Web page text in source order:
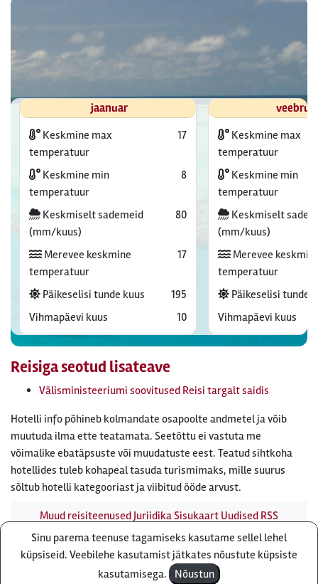
jaanuar
Keskmine max
temperatuur
17
Keskmine min
temperatuur
8
Keskmiselt sademeid
(mm/kuus)
80
Merevee keskmine
temperatuur
17
Päikeselisi tunde kuus
195
Vihmapäevi kuus
10
Keskmine max
temperatuur
Keskmine min
temperatuur
Keskmiselt
(mm/kuus)
Merevee
temperatuur
Päikeselisi tunde
Vihmapäevi kuus
Reisiga seotud lisateave
Välisministeeriumi soovitused Reisi targalt saidis
Hotelli info põhineb kolmandate osapoolte andmetel ja võib
muutuda ilma ette teatamata. Seetõttu ei vastuta me
võimalike ebatäpsuste või muudatuste eest. Teatud sihtkoha
hotellides tuleb kohapeal tasuda turismimaks, mille suurus
sõltub hotelli kategooriast ja viibitud ööde arvust.
Küsi pakkumist
Muud reisiteenusedJuriidikaSisukaart Uudised RSS
uudisvoogFirmastÄrikliendileOtsi infot meie saidist
Reisibüroo Reisiekspert, Roosikrantsi 8B Tallinn, Eesti - e-
post: ebyroo[ät]reisiekspert.ee - telefon:
Sinu parema teenuse tagamiseks kasutame sellel lehel
küpsiseid. Veebilehe kasutamist jätkates nõustute küpsiste
kasutamisega.
Nõustun